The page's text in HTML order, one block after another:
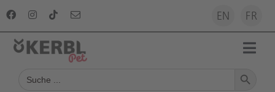
Zum
springen
EN FR
Startseite
Search
for: